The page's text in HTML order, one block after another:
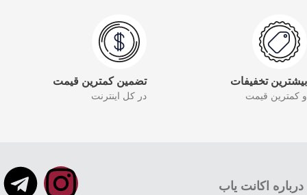
بیشترین تخفیفات
و کمترین قیمت
تضمین کمترین قیمت
در کل اینترنت
درباره اکانت یاب